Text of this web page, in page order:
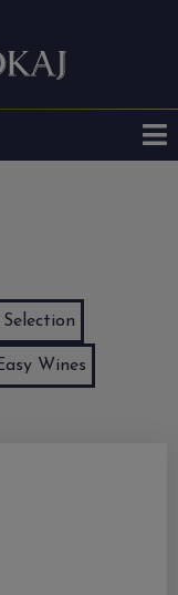
Selection
Wines